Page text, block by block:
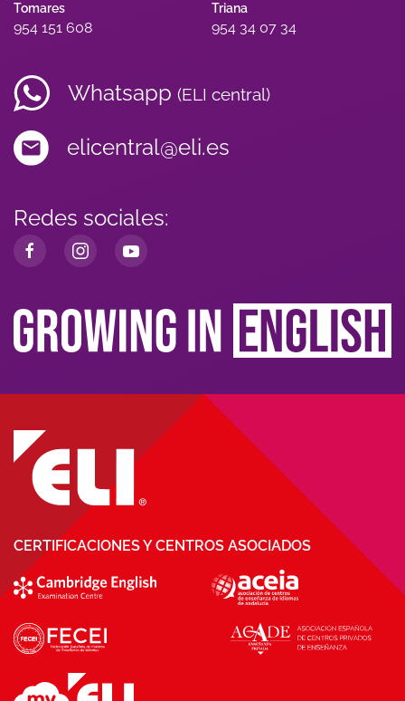
Tomares
954 151 608
Triana
954 34 07 34
Whatsapp (ELI central)
elicentral@eli.es
Redes sociales:
CERTIFICACIONES Y CENTROS ASOCIADOS